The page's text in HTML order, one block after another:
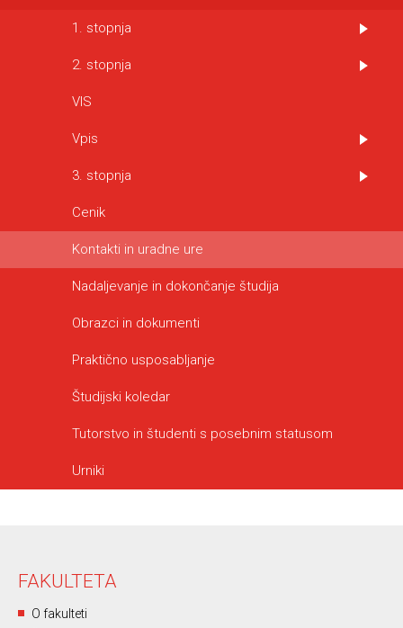
1. stopnja
2. stopnja
VIS
Vpis
3. stopnja
Cenik
Kontakti in uradne ure
Nadaljevanje in dokončanje študija
Obrazci in dokumenti
Praktično usposabljanje
Študijski koledar
Tutorstvo in študenti s posebnim statusom
Urniki
FAKULTETA
O fakulteti